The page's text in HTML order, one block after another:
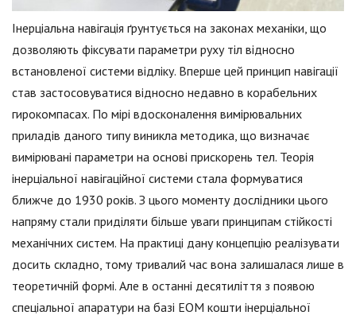
Інерціальна навігація ґрунтується на законах механіки, що
дозволяють фіксувати параметри руху тіл відносно
встановленої системи відліку. Вперше цей принцип навігації
став застосовуватися відносно недавно в корабельних
гирокомпасах. По мірі вдосконалення вимірювальних
приладів даного типу виникла методика, що визначає
вимірювані параметри на основі прискорень тел. Теорія
інерціальної навігаційної системи стала формуватися
ближче до 1930 років. З цього моменту дослідники цього
напряму стали приділяти більше уваги принципам стійкості
механічних систем. На практиці дану концепцію реалізувати
досить складно, тому тривалий час вона залишалася лише в
теоретичній формі. Але в останні десятиліття з появою
спеціальної апаратури на базі ЕОМ кошти інерціальної